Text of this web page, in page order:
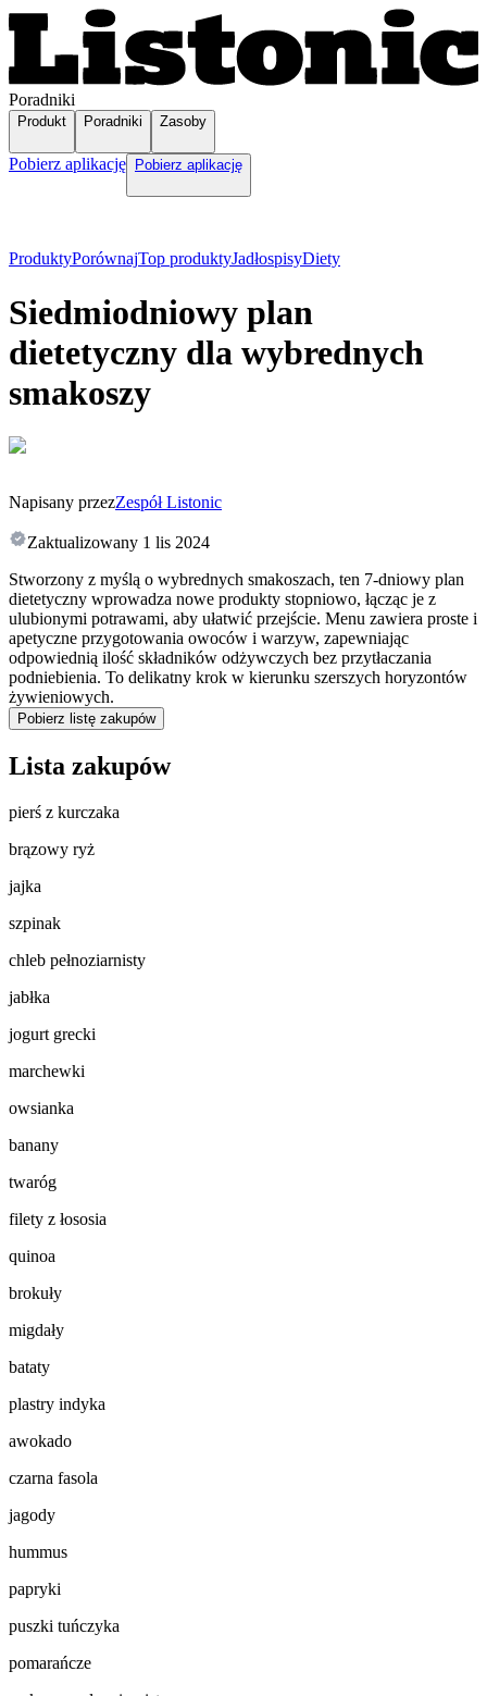
Poradniki
Produkt Poradniki Zasoby
Pobierz aplikację Pobierz aplikację
ProduktyPorównajTop produktyJadłospisyDiety
Siedmiodniowy plan
dietetyczny dla wybrednych
smakoszy
Napisany przezZespół Listonic
Zaktualizowany 1 lis 2024
Stworzony z myślą o wybrednych smakoszach, ten 7-dniowy plan
dietetyczny wprowadza nowe produkty stopniowo, łącząc je z
ulubionymi potrawami, aby ułatwić przejście. Menu zawiera proste i
apetyczne przygotowania owoców i warzyw, zapewniając
odpowiednią ilość składników odżywczych bez przytłaczania
podniebienia. To delikatny krok w kierunku szerszych horyzontów
żywieniowych.
Pobierz listę zakupów
Lista zakupów
pierś z kurczaka
brązowy ryż
jajka
szpinak
chleb pełnoziarnisty
jabłka
jogurt grecki
marchewki
owsianka
banany
twaróg
filety z łososia
quinoa
brokuły
migdały
bataty
plastry indyka
awokado
czarna fasola
jagody
hummus
papryki
puszki tuńczyka
pomarańcze